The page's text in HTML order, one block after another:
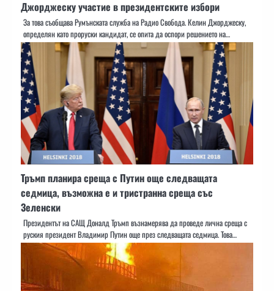
Джорджеску участие в президентските избори
За това съобщава Румънската служба на Радио Свобода. Келин Джорджеску,
определян като проруски кандидат, се опита да оспори решението на…
Тръмп планира среща с Путин още следващата
седмица, възможна е и тристранна среща със
Зеленски
Президентът на САЩ Доналд Тръмп възнамерява да проведе лична среща с
руския президент Владимир Путин още през следващата седмица. Това…